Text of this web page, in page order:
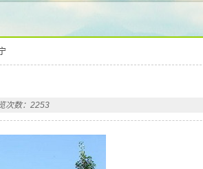
次数：2253